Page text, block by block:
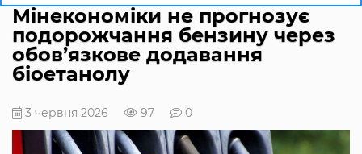
Мінекономіки не прогнозує
подорожчання бензину через
обов’язкове додавання
біоетанолу
3 червня 2026 97 0